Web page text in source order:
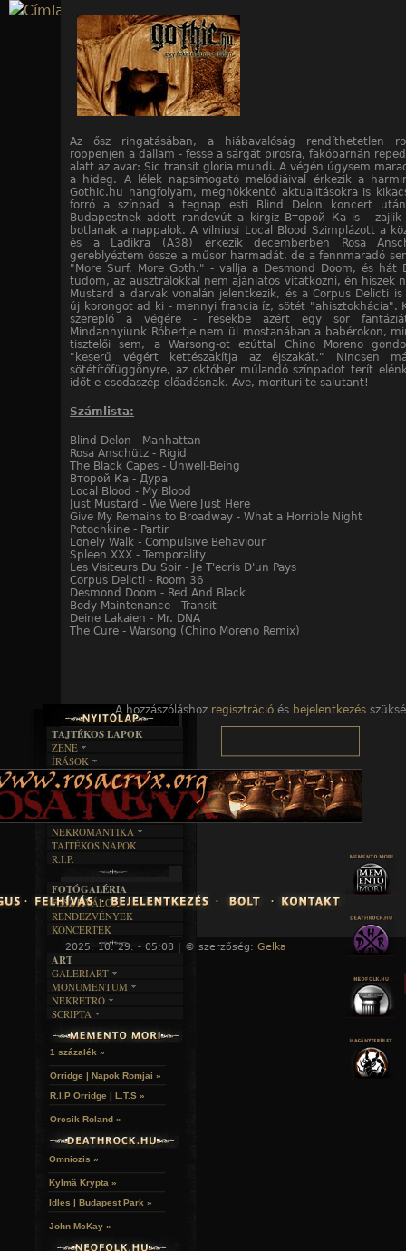
Jump to navigation
Az ősz ringatásában, a hiábavalóság rendíthetetlen
röppenjen a dallam - fesse a sárgát pirosra, fakóbarnán
alatt az avar: Sic transit gloria mundi. A végén úgysem
a hideg. A lélek napsimogató melódiáival érkezik a
Gothic.hu hangfolyam, meghökkentő aktualitásokra is
forró a színpad a tegnap esti Blind Delon koncert
Budapestnek adott randevút a kirgiz Второй Ка is - zajlik
botlanak a nappalok. A vilniusi Local Blood Szimplázott a
és a Ladikra (A38) érkezik decemberben Rosa
gereblyéztem össze a műsor harmadát, de a fennmaradó
"More Surf. More Goth." - vallja a Desmond Doom, és hát
tudom, az ausztrálokkal nem ajánlatos vitatkozni, én hiszek
Mustard a darvak vonalán jelentkezik, és a Corpus Delicti is
új korongot ad ki - mennyi francia íz, sötét "ahisztokhácia".
szereplő a végére - résekbe azért egy sor
Mindannyiunk Róbertje nem ül mostanában a babérokon,
tisztelői sem, a Warsong-ot ezúttal Chino Moreno
"keserű végért kettészakítja az éjszakát." Nincsen
sötétítőfüggönyre, az október múlandó színpadot terít
időt e csodaszép előadásnak. Ave, morituri te salutant!
Számlista:
Blind Delon - Manhattan
Rosa Anschütz - Rigid
The Black Capes - Unwell-Being
Второй Ка - Дура
Local Blood - My Blood
Just Mustard - We Were Just Here
Give My Remains to Broadway - What a Horrible Night
Potochkine - Partir
Lonely Walk - Compulsive Behaviour
Spleen XXX - Temporality
Les Visiteurs Du Soir - Je T'ecris D'un Pays
Corpus Delicti - Room 36
Desmond Doom - Red And Black
Body Maintenance - Transit
Deine Lakaien - Mr. DNA
The Cure - Warsong (Chino Moreno Remix)
A hozzászóláshoz regisztráció és bejelentkezés
2025. 10. 29. - 05:08 | © szerzőség: Gelka «
TAJTÉKOS LAPOK
ZENE
EGYÜTTESEK
INTERJÚK
FORDÍTÁSOK
DALSZÖVEGEK
ÍRÁSOK
IRODALOM
FILM
MŰVÉSZET
ÍRÁSTÖRTÉNET
BOSZORKÁNYKONYHA
FEKETE HUMOR
KÉPES
SZÖVEGES
RENDEZVÉNYEK
NEKROMANTIKA
AKTUÁLIS
A MÚLT
TAJTÉKOS NAPOK
R.I.P.
FOTÓGALÉRIA
FESZTIVÁLOK
RENDEZVÉNYEK
KONCERTEK
ART
GALERIART
ARTGALERI
KÉPREGÉNYEK
LAKÁSKULTS
MONUMENTUM
TEMETŐK
TEMPLOMOK
VÁRAK
HELYEK
NEKRETRO
SZUBKULT
FEKETE LYUK
RELIKVIÁK
SCRIPTA
NOVELLÁK
VERSEK
1 százalék »
Orridge | Napok Romjai »
R.I.P Orridge | L.T.S »
Orcsik Roland »
Omniozis »
Kylmä Krypta »
Idles | Budapest Park »
John McKay »